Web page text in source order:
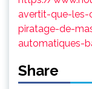
avertit-que-les-
piratage-de-
automatiques-
Share